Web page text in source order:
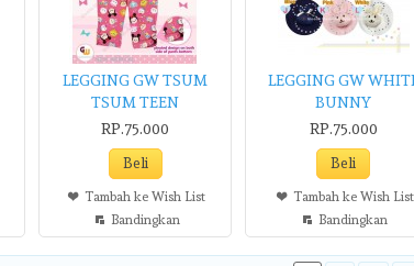
LEGGING GW TSUM
TSUM TEEN
RP.75.000
Tambah ke Wish List
Bandingkan
LEGGING GW
BUNNY
RP.75.000
Tambah ke Wish List
Bandingkan